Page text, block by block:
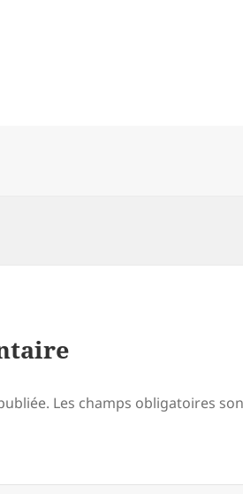
Les champs obligatoires